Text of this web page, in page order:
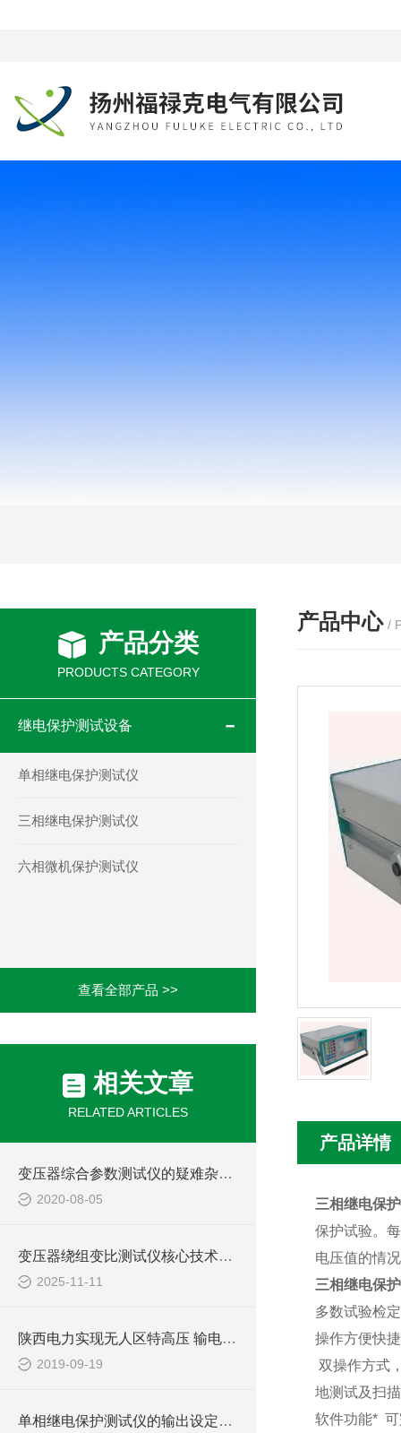
产品分类
PRODUCTS CATEGORY
继电保护测试设备
单相继电保护测试仪
三相继电保护测试仪
六相微机保护测试仪
查看全部产品 >>
相关文章
RELATED ARTICLES
变压器综合参数测试仪的疑难杂症如何“*”？
2020-08-05
变压器绕组变比测试仪核心技术解析：如何通过高精度电压测量实现匝比误差检测？
2025-11-11
陕西电力实现无人区特高压 输电线路在线监测数据传输
2019-09-19
单相继电保护测试仪的输出设定讲解
产品中心 /
产品详情
三相继电保
保护试验。
电压值的情
三相继电保
多数试验检
操作方便快
双操作方式
地测试及扫
软件功能*